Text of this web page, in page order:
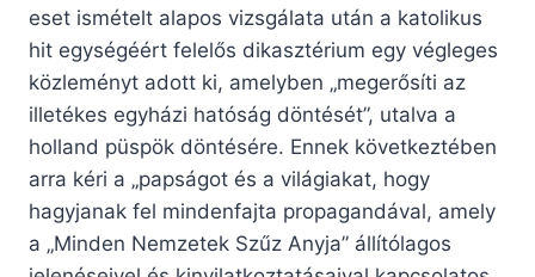
eset ismételt alapos vizsgálata után a katolikus
hit egységéért felelős dikasztérium egy végleges
közleményt adott ki, amelyben „megerősíti az
illetékes egyházi hatóság döntését”, utalva a
holland püspök döntésére. Ennek következtében
arra kéri a „papságot és a világiakat, hogy
hagyjanak fel mindenfajta propagandával, amely
a „Minden Nemzetek Szűz Anyja” állítólagos